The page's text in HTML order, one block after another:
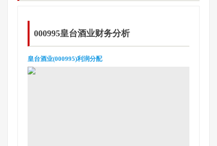
000995皇台酒业财务分析
皇台酒业(000995)利润分配